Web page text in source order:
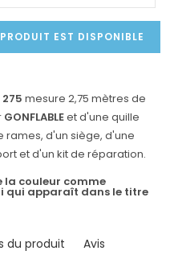
EST DISPONIBLE
mesure 2,75 mètres de
GONFLABLEet d'une quille
rames, d'un siège, d'une
et d'un kit de réparation.
la couleur comme
qui apparaît dans le titre
du produit Avis